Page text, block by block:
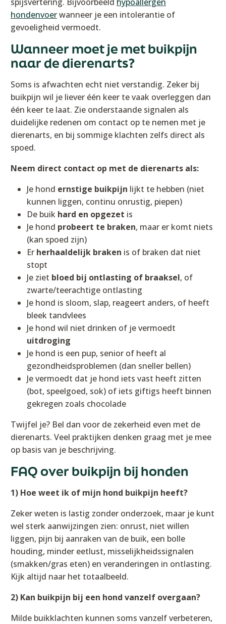
hondenvoerwanneer je een intolerantie of
gevoeligheid vermoedt.
Wanneer moet je met buikpijn
naar de dierenarts?
Soms is afwachten echt niet verstandig. Zeker bij
buikpijn wil je liever één keer te vaak overleggen dan
één keer te laat. Zie onderstaande signalen als
duidelijke redenen om contact op te nemen met je
dierenarts, en bij sommige klachten zelfs direct als
spoed.
Neem direct contact op met de dierenarts als:
Je hond ernstige buikpijn lijkt te hebben (niet
kunnen liggen, continu onrustig, piepen)
De buik hard en opgezet is
Je hond probeert te braken, maar er komt niets
(kan spoed zijn)
Er herhaaldelijk braken is of braken dat niet
stopt
Je ziet bloed bij ontlasting of braaksel, of
zwarte/teerachtige ontlasting
Je hond is sloom, slap, reageert anders, of heeft
bleek tandvlees
Je hond wil niet drinken of je vermoedt
uitdroging
Je hond is een pup, senior of heeft al
gezondheidsproblemen (dan sneller bellen)
Je vermoedt dat je hond iets vast heeft zitten
(bot, speelgoed, sok) of iets giftigs heeft binnen
gekregen zoals chocolade
Twijfel je? Bel dan voor de zekerheid even met de
dierenarts. Veel praktijken denken graag met je mee
op basis van je beschrijving.
FAQ over buikpijn bij honden
1) Hoe weet ik of mijn hond buikpijn heeft?
Zeker weten is lastig zonder onderzoek, maar je kunt
wel sterk aanwijzingen zien: onrust, niet willen
liggen, pijn bij aanraken van de buik, een bolle
houding, minder eetlust, misselijkheidssignalen
(smakken/gras eten) en veranderingen in ontlasting.
Kijk altijd naar het totaalbeeld.
2) Kan buikpijn bij een hond vanzelf overgaan?
Milde buikklachten kunnen soms vanzelf verbeteren,